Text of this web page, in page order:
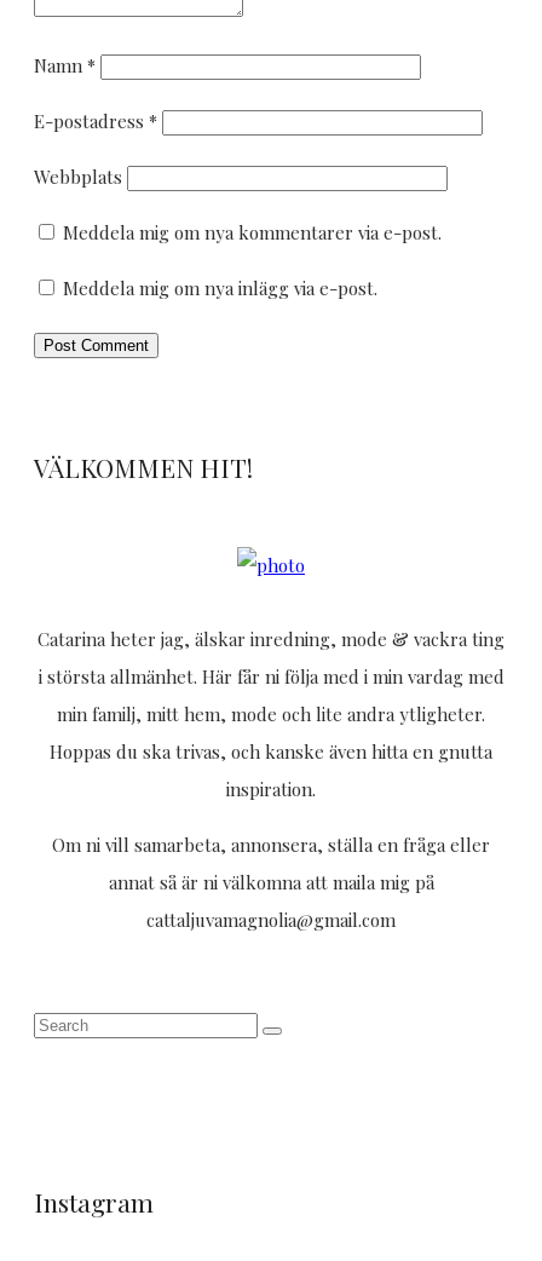
Namn *
E-postadress *
Webbplats
Meddela mig om nya kommentarer via e-post.
Meddela mig om nya inlägg via e-post.
VÄLKOMMEN HIT!
Catarina heter jag, älskar inredning, mode & vackra ting
i största allmänhet. Här får ni följa med i min vardag med
min familj, mitt hem, mode och lite andra ytligheter.
Hoppas du ska trivas, och kanske även hitta en gnutta
inspiration.
Om ni vill samarbeta, annonsera, ställa en fråga eller
annat så är ni välkomna att maila mig på
cattaljuvamagnolia@gmail.com
Instagram